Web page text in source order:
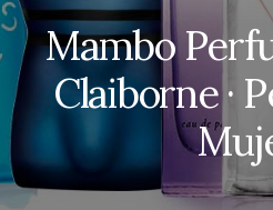
Mambo
Claiborne ·